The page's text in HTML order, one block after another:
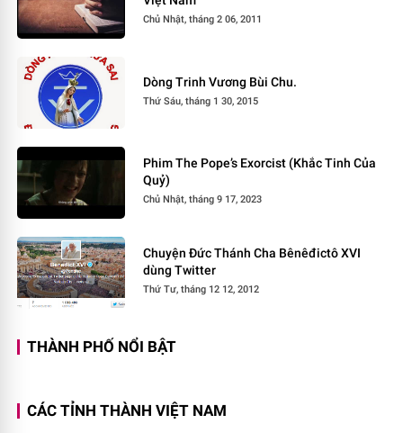
Chủ Nhật, tháng 2 06, 2011
Dòng Trinh Vương Bùi Chu.
Thứ Sáu, tháng 1 30, 2015
Phim The Pope’s Exorcist (Khắc Tinh Của
Quỷ)
Chủ Nhật, tháng 9 17, 2023
Chuyện Đức Thánh Cha Bênêđictô XVI
dùng Twitter
Thứ Tư, tháng 12 12, 2012
THÀNH PHỐ NỔI BẬT
CÁC TỈNH THÀNH VIỆT NAM